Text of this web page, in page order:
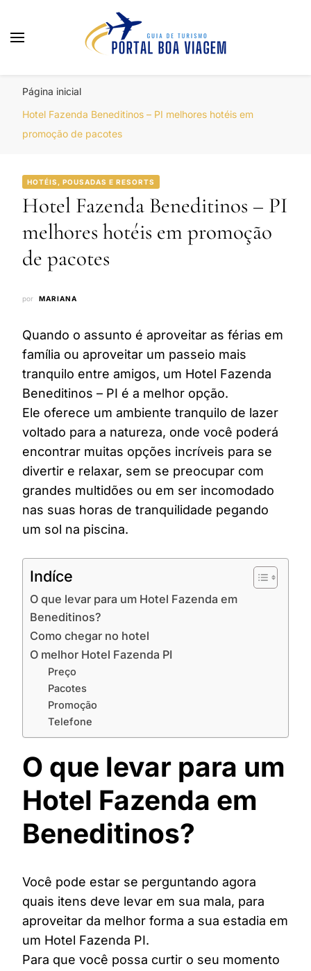
Página inicial
Hotel Fazenda Beneditinos – PI melhores hotéis em
promoção de pacotes
HOTÉIS, POUSADAS E RESORTS
Hotel Fazenda Beneditinos – PI
melhores hotéis em promoção
de pacotes
por MARIANA
Quando o assunto é aproveitar as férias em
família ou aproveitar um passeio mais
tranquilo entre amigos, um Hotel Fazenda
Beneditinos – PI é a melhor opção.
Ele oferece um ambiente tranquilo de lazer
voltado para a natureza, onde você poderá
encontrar muitas opções incríveis para se
divertir e relaxar, sem se preocupar com
grandes multidões ou em ser incomodado
nas suas horas de tranquilidade pegando
um sol na piscina.
Indíce
O que levar para um Hotel Fazenda em
Beneditinos?
Como chegar no hotel
O melhor Hotel Fazenda PI
Preço
Pacotes
Promoção
Telefone
O que levar para um
Hotel Fazenda em
Beneditinos?
Você pode estar se perguntando agora
quais itens deve levar em sua mala, para
aproveitar da melhor forma a sua estadia em
um Hotel Fazenda PI.
Para que você possa curtir o seu momento